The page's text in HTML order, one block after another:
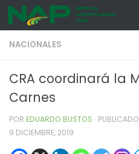
Skip to content
NACIONALES
CRA coordinará la
Carnes
POR EDUARDO BUSTOS · PUBLICADO
9 DICIEMBRE, 2019